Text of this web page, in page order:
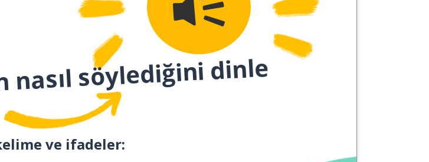
nasıl söylediğini dinle
ve ifadeler: